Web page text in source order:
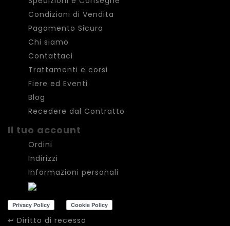
Condizioni di Vendita
Pagamento Sicuro
Chi siamo
Contattaci
Trattamenti e corsi
Fiere ed Eventi
Blog
Recedere dal Contratto
Il tuo account
Ordini
Indirizzi
Informazioni personali
↩ Diritto di recesso